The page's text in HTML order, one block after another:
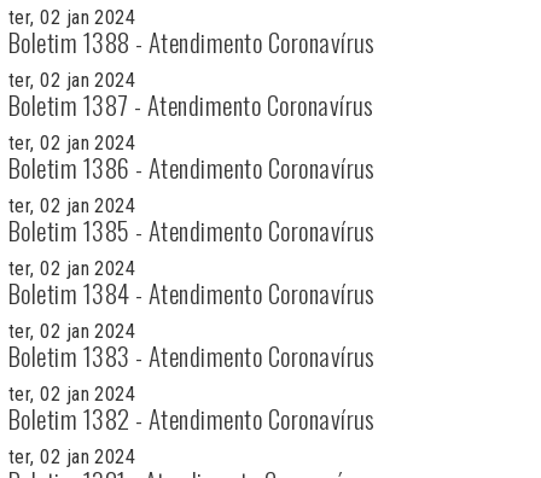
ter, 02 jan 2024
Boletim 1388 - Atendimento Coronavírus
ter, 02 jan 2024
Boletim 1387 - Atendimento Coronavírus
ter, 02 jan 2024
Boletim 1386 - Atendimento Coronavírus
ter, 02 jan 2024
Boletim 1385 - Atendimento Coronavírus
ter, 02 jan 2024
Boletim 1384 - Atendimento Coronavírus
ter, 02 jan 2024
Boletim 1383 - Atendimento Coronavírus
ter, 02 jan 2024
Boletim 1382 - Atendimento Coronavírus
ter, 02 jan 2024